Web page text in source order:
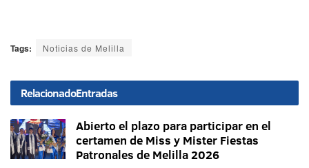
Tags: Noticias de Melilla
RelacionadoEntradas
Abierto el plazo para participar en el
certamen de Miss y Mister Fiestas
Patronales de Melilla 2026